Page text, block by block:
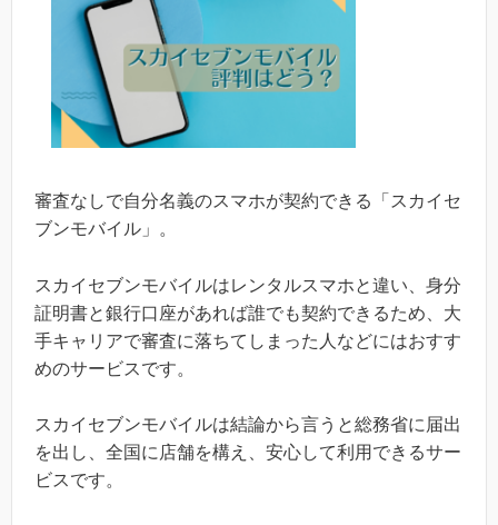
審査なしで自分名義のスマホが契約できる「スカイセ
ブンモバイル」。
スカイセブンモバイルはレンタルスマホと違い、身分
証明書と銀行口座があれば誰でも契約できるため、大
手キャリアで審査に落ちてしまった人などにはおすす
めのサービスです。
スカイセブンモバイルは結論から言うと総務省に届出
を出し、全国に店舗を構え、安心して利用できるサー
ビスです。